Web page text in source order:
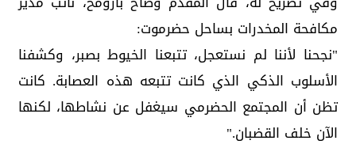
مكافحة المخدرات بساحل حضرموت:
"نجحنا لأننا لم نستعجل، تتبعنا الخيوط بصبر، وكشفنا
الأسلوب الذكي الذي كانت تتبعه هذه العصابة. كانت
تظن أن المجتمع الحضرمي سيغفل عن نشاطها، لكنها
الآن خلف القضبان."